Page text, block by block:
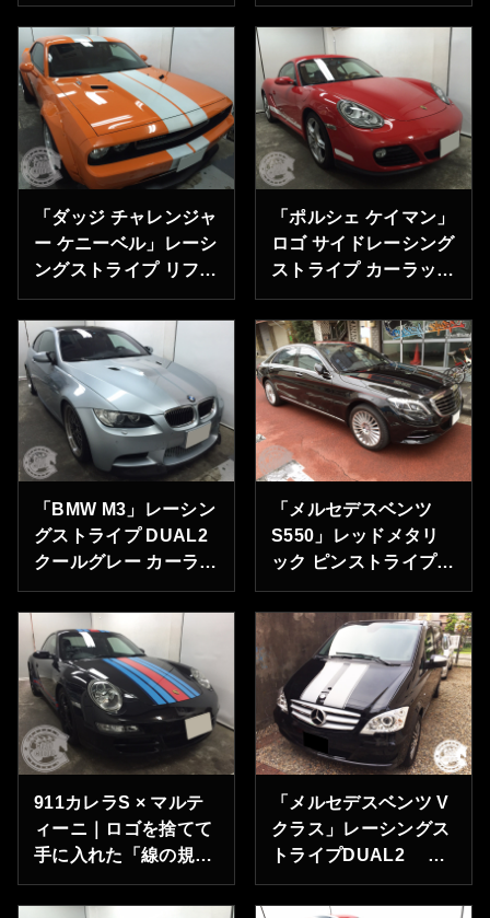
のＩ様ありがとうござ
います。
都北区のＩ様ありがと
うございます。
「ダッジ チャレンジャ
ー ケニーベル」レーシ
ングストライプ リフレ
クト(反射) & プロテク
ションフィルム レー
シングストライプ Ｋ
様ありがとうございま
す。
「ポルシェ ケイマン」
ロゴ サイドレーシング
ストライプ カーラッピ
ング 千葉県市原市の
Ｙ様ありがとうござい
ます。
「BMW M3」レーシン
グストライプ DUAL2
クールグレー カーラッ
ピング 埼玉県川口市
のＭ様ありがとうござ
います。
「メルセデスベンツ
S550」レッドメタリ
ック ピンストライプ
カーラッピング 東京
都港区のＵ様ありがと
うございます。
911カレラS × マルテ
ィーニ｜ロゴを捨てて
手に入れた「線の規
律」
「porsche
911-997」マルティー
「メルセデスベンツ V
クラス」レーシングス
トライプDUAL2 ブ
ラッシュドアルミニウ
ム カーラッピング